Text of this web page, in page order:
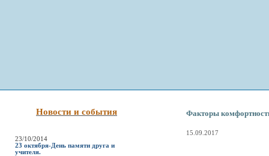
Новости и события
23/10/2014
23 октября-День памяти друга и
учителя.
Факторы
15.09.2017